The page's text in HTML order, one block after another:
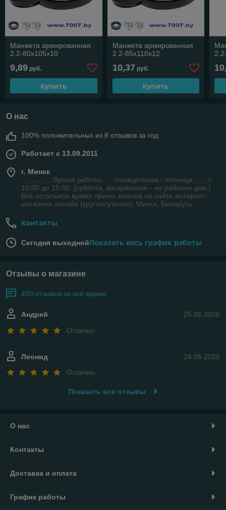
Манжета армированная
2.2-80х105х10
9,89 руб.
Купить
Манжета армированная
2.2-85х110х12
10,37 руб.
Купить
О нас
100% положительных из 8 отзывов за год
Работает с 13.09.2011
г. Минск
................Время работы: .....понедельник - пятница........с
10:00 до 15:00. (суббота, воскресенье - не рабочие дни.)
Всё остальное время прием заказов на сайте интернет-
магазина онлайн (круглосуточно), Минск, Беларусь
Контакты
Сегодня выходнойПоказать весь график работы
Отзывы о магазине
450 отзывов за всё время
25.06.2026
Андрей
Отлично
24.05.2026
Леонид
Отлично
Показать все отзывы
О нас
Контакты
Доставка и оплата
График работы